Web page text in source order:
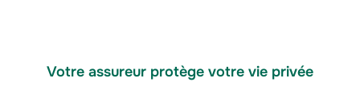
Votre assureur protège votre vie privée